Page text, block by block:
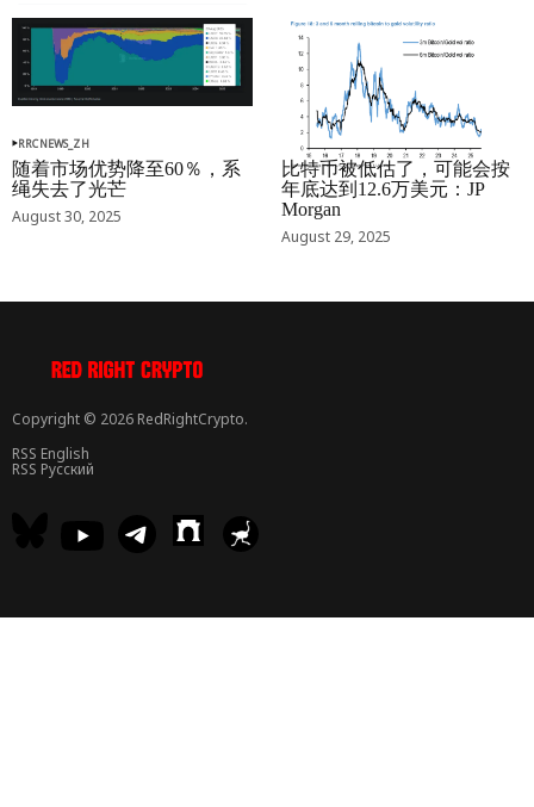
RRCNEWS_ZH
随着市场优势降至60％，系
绳失去了光芒
August 30, 2025
RRCNEWS_ZH
比特币被低估了，可能会按
年底达到12.6万美元：JP
Morgan
August 29, 2025
Copyright © 2026 RedRightCrypto.
RSS English
RSS Русский